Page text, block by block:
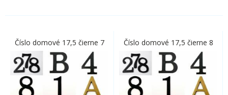
Číslo domové 17,5 čierne 7 Číslo domové 17,5 čierne 8